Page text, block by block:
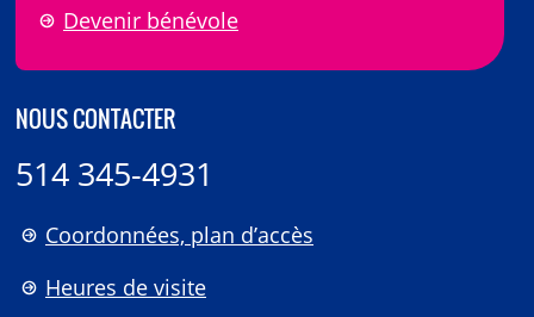
Devenir bénévole
NOUS CONTACTER
514 345-4931
Coordonnées, plan d’accès
Heures de visite